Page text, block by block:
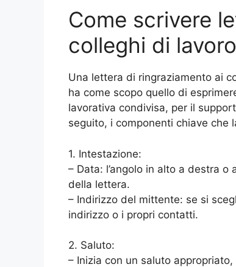
Come scrivere
colleghi di lavoro
Una lettera di ringraziamento ai
ha come scopo quello di
lavorativa condivisa, per il
seguito, i componenti chiave che
1. Intestazione:
– Data: l’angolo in alto a destra
della lettera.
– Indirizzo del mittente: se si
indirizzo o i propri contatti.
2. Saluto:
– Inizia con un saluto appropriato,